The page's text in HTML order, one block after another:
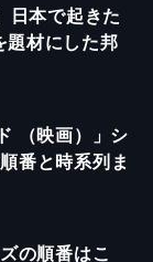
日本で起きた
題材にした邦
（映画）」シ
番と時系列ま
の順番はこ